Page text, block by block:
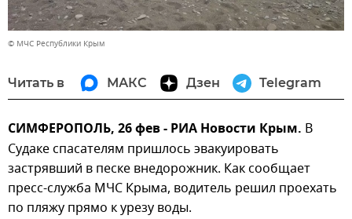
© МЧС Республики Крым
Читать в МАКС Дзен Telegram
СИМФЕРОПОЛЬ, 26 фев - РИА Новости Крым. В
Судаке спасателям пришлось эвакуировать
застрявший в песке внедорожник. Как сообщает
пресс-служба МЧС Крыма, водитель решил проехать
по пляжу прямо к урезу воды.